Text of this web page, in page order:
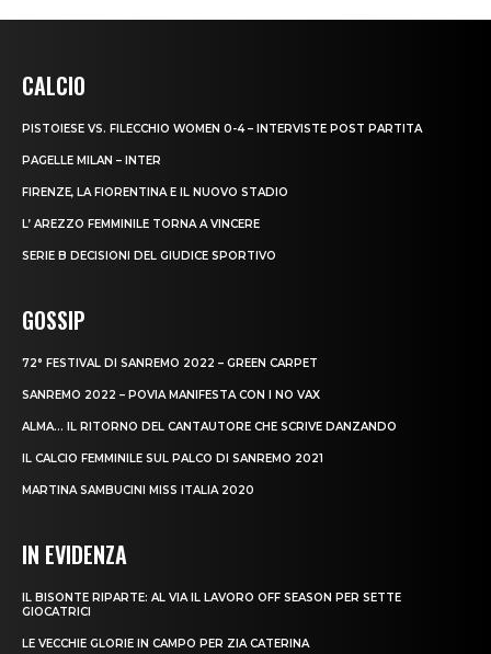
CALCIO
PISTOIESE VS. FILECCHIO WOMEN 0-4 – INTERVISTE POST PARTITA
PAGELLE MILAN – INTER
FIRENZE, LA FIORENTINA E IL NUOVO STADIO
L’ AREZZO FEMMINILE TORNA A VINCERE
SERIE B DECISIONI DEL GIUDICE SPORTIVO
GOSSIP
72° FESTIVAL DI SANREMO 2022 – GREEN CARPET
SANREMO 2022 – POVIA MANIFESTA CON I NO VAX
ALMA… IL RITORNO DEL CANTAUTORE CHE SCRIVE DANZANDO
IL CALCIO FEMMINILE SUL PALCO DI SANREMO 2021
MARTINA SAMBUCINI MISS ITALIA 2020
IN EVIDENZA
IL BISONTE RIPARTE: AL VIA IL LAVORO OFF SEASON PER SETTE
GIOCATRICI
LE VECCHIE GLORIE IN CAMPO PER ZIA CATERINA